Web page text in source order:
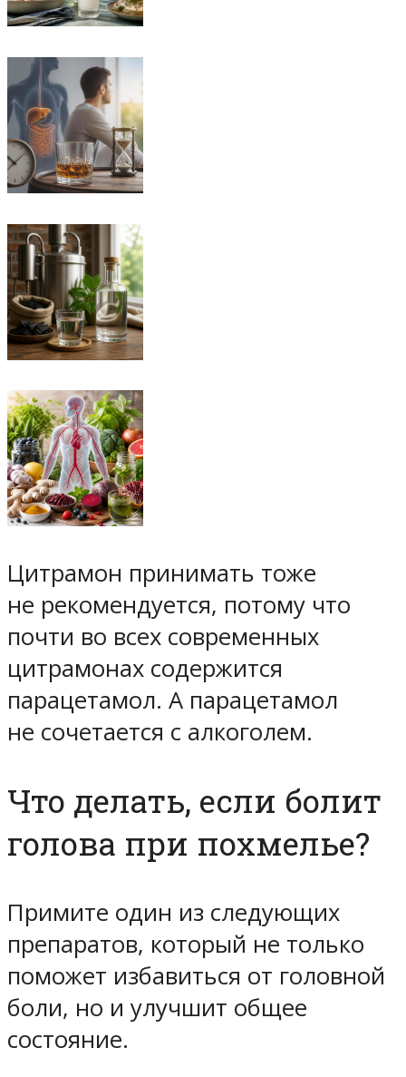
Цитрамон принимать тоже
не рекомендуется, потому что
почти во всех современных
цитрамонах содержится
парацетамол. А парацетамол
не сочетается с алкоголем.
Что делать, если болит
голова при похмелье?
Примите один из следующих
препаратов, который не только
поможет избавиться от головной
боли, но и улучшит общее
состояние.